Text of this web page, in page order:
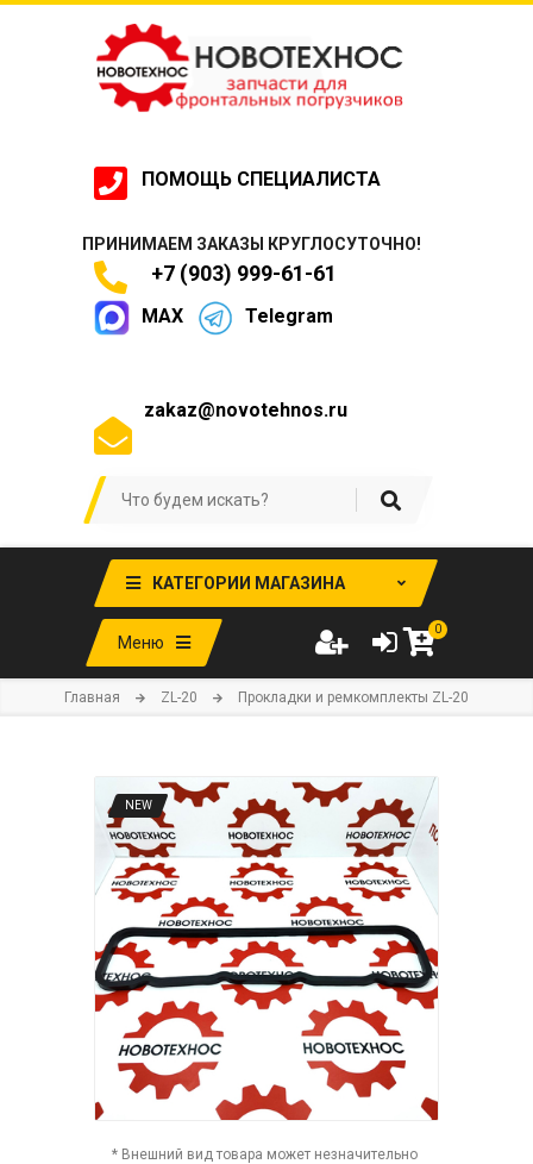
ПОМОЩЬ СПЕЦИАЛИСТА
ПРИНИМАЕМ ЗАКАЗЫ КРУГЛОСУТОЧНО!
+7 (903) 999-61-61
MAX Telegram
zakaz@novotehnos.ru
КАТЕГОРИИ МАГАЗИНА
Меню
0
Главная ZL-20 Прокладки и ремкомплекты ZL-20
NEW
* Внешний вид товара может незначительно